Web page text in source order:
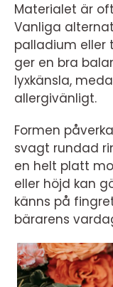
Materialet är
Vanliga
palladium eller
ger en bra
lyxkänsla,
allergivänligt.
Formen
svagt rundad
en helt platt
eller höjd kan
känns på
bärarens